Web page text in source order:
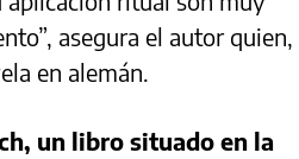
asegura el autor quien,
en alemán.
un libro situado en la